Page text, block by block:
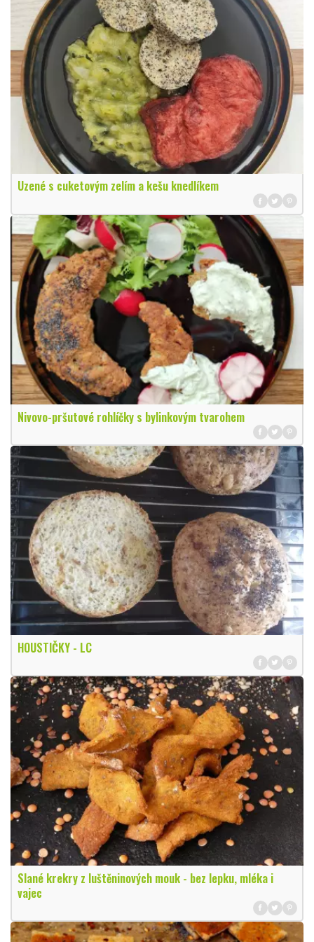
Uzené s cuketovým zelím a kešu knedlíkem
Nivovo-pršutové rohlíčky s bylinkovým tvarohem
HOUSTIČKY - LC
Slané krekry z luštěninových mouk - bez lepku, mléka i
vajec